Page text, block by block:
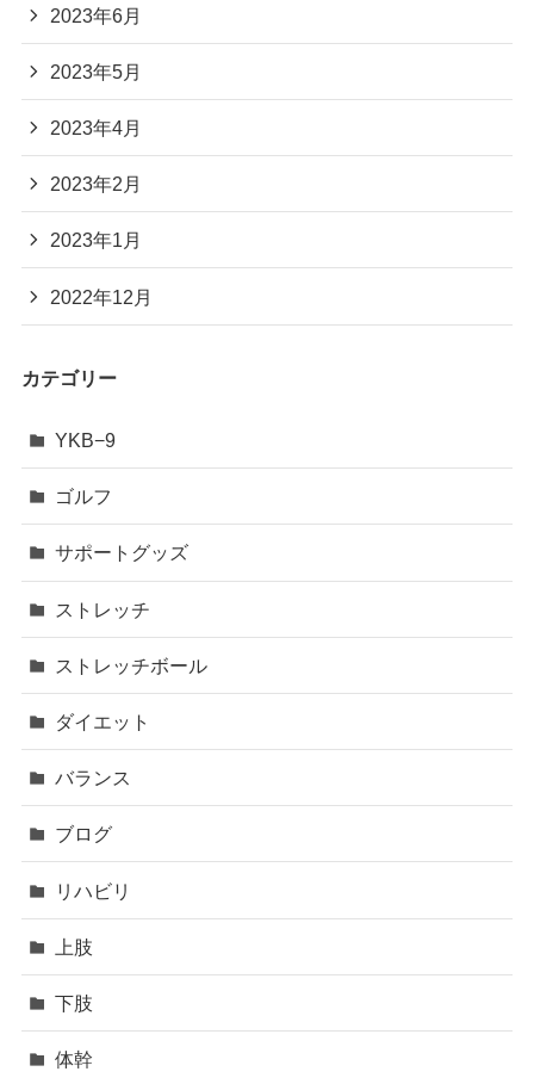
2023年6月
2023年5月
2023年4月
2023年2月
2023年1月
2022年12月
カテゴリー
YKB−9
ゴルフ
サポートグッズ
ストレッチ
ストレッチボール
ダイエット
バランス
ブログ
リハビリ
上肢
下肢
体幹